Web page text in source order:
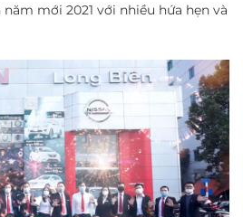
mới 2021 với nhiều hứa hẹn và